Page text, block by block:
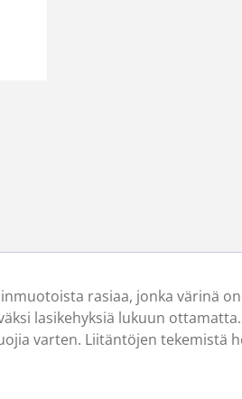
rasiaa, jonka värinä
lasikehyksiä lukuun
varten. Liitäntöjen tekemistä